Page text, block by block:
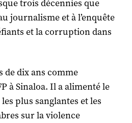
trois décennies que
journalisme et à l’enquête
et la corruption dans
de dix ans comme
à Sinaloa. Il a alimenté le
plus sanglantes et les
sur la violence